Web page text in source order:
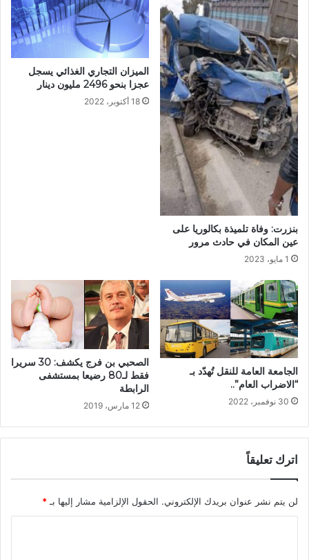
بنزرت: وفاة تلميذة بكالوريا على
عين المكان في حادث مرور
1 مايو، 2023
الميزان التجاري الغذائي يسجل
عجزا بنحو 2496 مليون دينار
18 أكتوبر، 2022
الجامعة العامة للنقل تُهدّد بـ
“الاضراب العام”..
30 نوفمبر، 2022
الصحبي بن فرج يكشف: 30 سريرا
فقط لـ80 رضيعا بمستشفى
الرابطة
12 مارس، 2019
اترك تعليقاً
لن يتم نشر عنوان بريدك الإلكتروني. الحقول الإلزامية مشار إليها بـ *